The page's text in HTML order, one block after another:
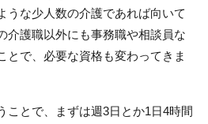
うな少人数の介護であれば向いて
介護職以外にも事務職や相談員な
とで、必要な資格も変わってきま
ことで、まずは週3日とか1日4時間